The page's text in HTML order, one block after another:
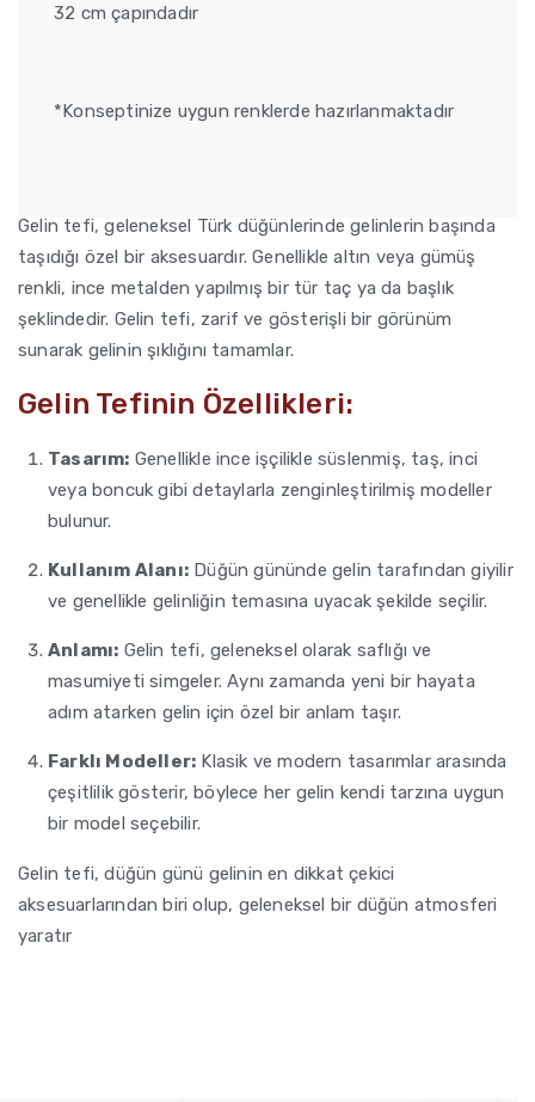
32 cm çapındadır
*Konseptinize uygun renklerde hazırlanmaktadır
Gelin tefi, geleneksel Türk düğünlerinde gelinlerin başında
taşıdığı özel bir aksesuardır. Genellikle altın veya gümüş
renkli, ince metalden yapılmış bir tür taç ya da başlık
şeklindedir. Gelin tefi, zarif ve gösterişli bir görünüm
sunarak gelinin şıklığını tamamlar.
Gelin Tefinin Özellikleri:
Tasarım: Genellikle ince işçilikle süslenmiş, taş, inci
veya boncuk gibi detaylarla zenginleştirilmiş modeller
bulunur.
Kullanım Alanı: Düğün gününde gelin tarafından giyilir
ve genellikle gelinliğin temasına uyacak şekilde seçilir.
Anlamı: Gelin tefi, geleneksel olarak saflığı ve
masumiyeti simgeler. Aynı zamanda yeni bir hayata
adım atarken gelin için özel bir anlam taşır.
Farklı Modeller: Klasik ve modern tasarımlar arasında
çeşitlilik gösterir, böylece her gelin kendi tarzına uygun
bir model seçebilir.
Gelin tefi, düğün günü gelinin en dikkat çekici
aksesuarlarından biri olup, geleneksel bir düğün atmosferi
yaratır